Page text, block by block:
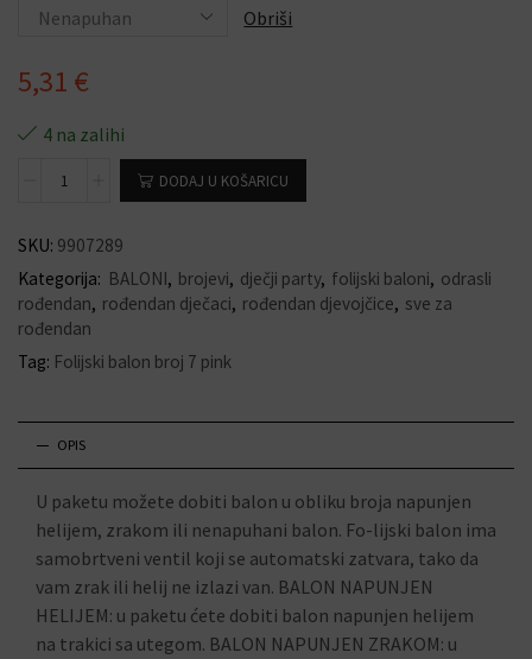
Obriši
5,31 €
4 na zalihi
DODAJ U KOŠARICU
SKU: 9907289
Kategorija: BALONI, brojevi, dječji party, folijski baloni, odrasli
rođendan, rođendan dječaci, rođendan djevojčice, sve za
rođendan
Tag: Folijski balon broj 7 pink
OPIS
U paketu možete dobiti balon u obliku broja napunjen
helijem, zrakom ili nenapuhani balon. Fo-lijski balon ima
samobrtveni ventil koji se automatski zatvara, tako da
vam zrak ili helij ne izlazi van. BALON NAPUNJEN
HELIJEM: u paketu ćete dobiti balon napunjen helijem
na trakici sa utegom. BALON NAPUNJEN ZRAKOM: u